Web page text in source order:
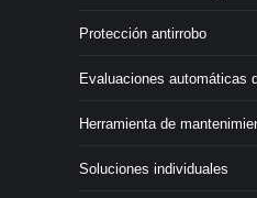
Protección antirrobo
Evaluaciones automáticas
Herramienta de
Soluciones individuales